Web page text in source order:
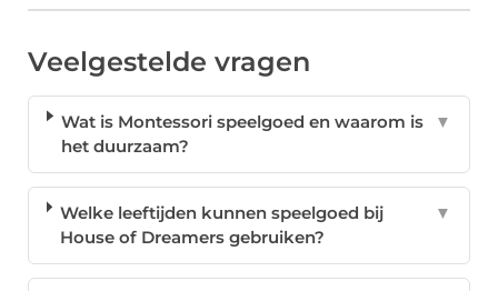
Veelgestelde vragen
Wat is Montessori speelgoed en waarom is
het duurzaam?
▼
Welke leeftijden kunnen speelgoed bij
House of Dreamers gebruiken?
▼